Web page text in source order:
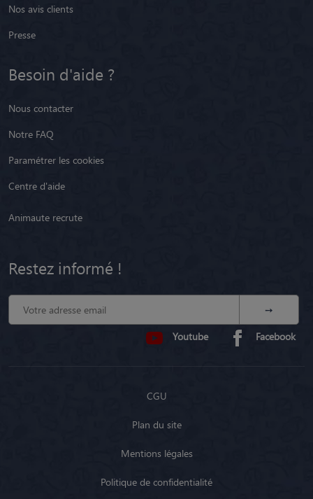
Nos avis clients
Presse
Besoin d'aide ?
Nous contacter
Notre FAQ
Paramétrer les cookies
Centre d'aide
Animaute recrute
Restez informé !
Youtube Facebook
CGU
Plan du site
Mentions légales
Politique de confidentialité